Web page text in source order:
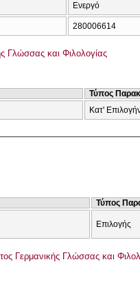
Ενεργό
280006614
Γλώσσας και Φιλολογίας
Τύπος
Κατ'
Τύπος
Επιλογής
Γερμανικής Γλώσσας και